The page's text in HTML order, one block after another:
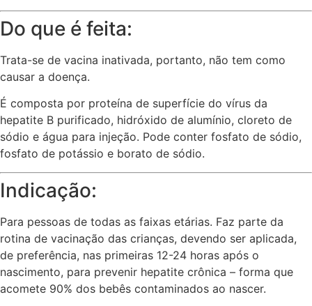
Do que é feita:
Trata-se de vacina inativada, portanto, não tem como
causar a doença.
É composta por proteína de superfície do vírus da
hepatite B purificado, hidróxido de alumínio, cloreto de
sódio e água para injeção. Pode conter fosfato de sódio,
fosfato de potássio e borato de sódio.
Indicação:
Para pessoas de todas as faixas etárias. Faz parte da
rotina de vacinação das crianças, devendo ser aplicada,
de preferência, nas primeiras 12-24 horas após o
nascimento, para prevenir hepatite crônica – forma que
acomete 90% dos bebês contaminados ao nascer.